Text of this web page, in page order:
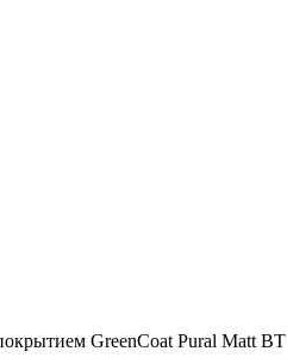
GreenCoat Pural Matt BT